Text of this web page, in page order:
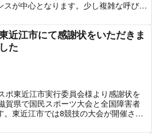
が中心となります。少し複雑な呼び出
近江市にて感謝状をいただきま
した
ポ東近江市実行委員会様より感謝状を
賀県で国民スポーツ大会と全国障害者
。東近江市では8競技の大会が開催され